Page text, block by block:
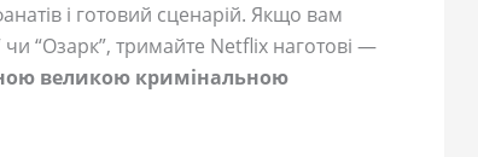
і готовий сценарій. Якщо вам
“Озарк”, тримайте Netflix наготові —
великою кримінальною